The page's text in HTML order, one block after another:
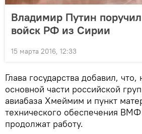
Владимир Путин
войск РФ из Сирии
15 марта 2016, 12:33
Глава государства добавил,
основной части российской
авиабаза Хмеймим и пункт
технического обеспечения ВМФ
продолжат работу.